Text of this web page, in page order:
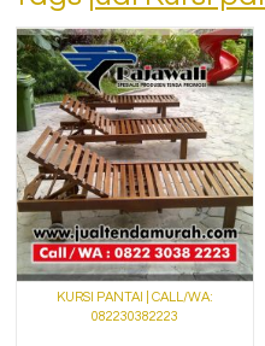
KURSI PANTAI | CALL/WA:
082230382223